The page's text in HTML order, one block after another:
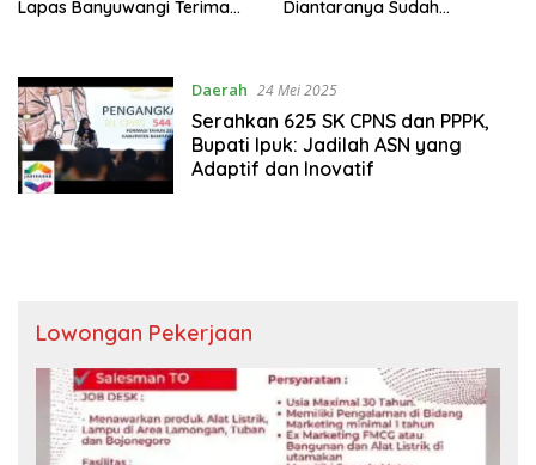
Lapas Banyuwangi Terima
Diantaranya Sudah
Daerah 24 Mei 2025
Serahkan 625 SK CPNS dan PPPK,
Bupati Ipuk: Jadilah ASN yang
Adaptif dan Inovatif
Lowongan Pekerjaan